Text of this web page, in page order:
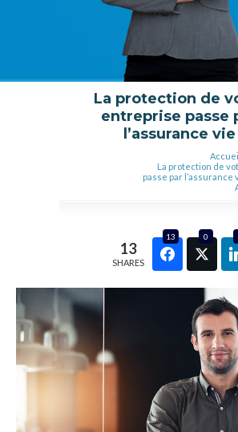
La protection de
entreprise passe
l’assurance vie
Accueil
La protection de
passe par l’assurance
13
SHARES
13 0